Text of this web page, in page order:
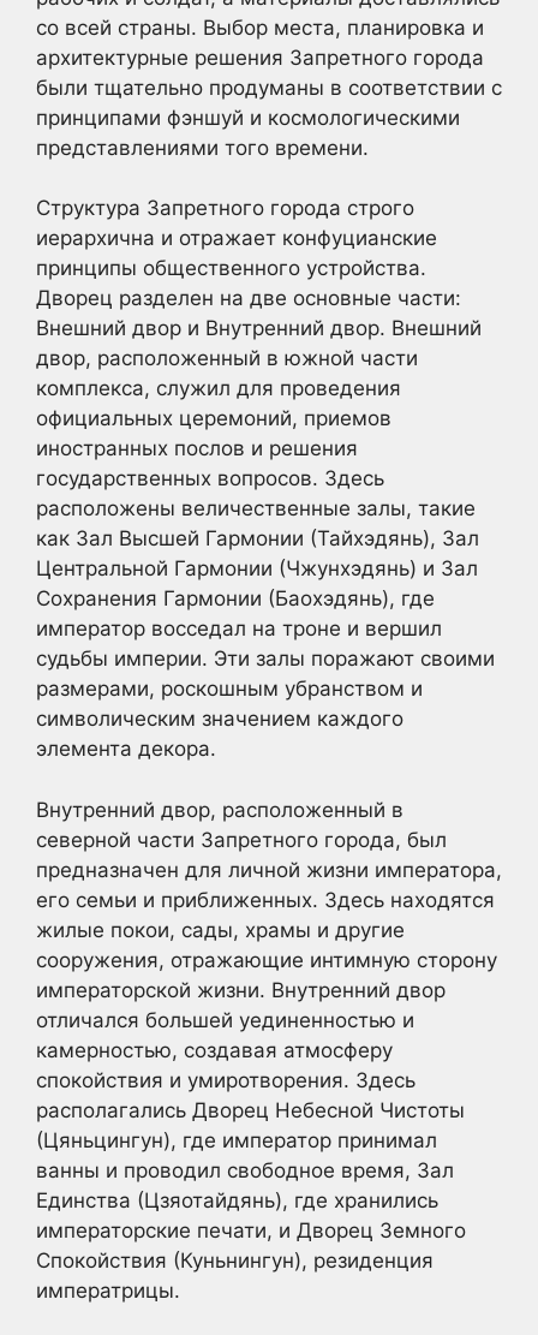
со всей страны. Выбор места, планировка и
архитектурные решения Запретного города
были тщательно продуманы в соответствии с
принципами фэншуй и космологическими
представлениями того времени.
Структура Запретного города строго
иерархична и отражает конфуцианские
принципы общественного устройства.
Дворец разделен на две основные части:
Внешний двор и Внутренний двор. Внешний
двор, расположенный в южной части
комплекса, служил для проведения
официальных церемоний, приемов
иностранных послов и решения
государственных вопросов. Здесь
расположены величественные залы, такие
как Зал Высшей Гармонии (Тайхэдянь), Зал
Центральной Гармонии (Чжунхэдянь) и Зал
Сохранения Гармонии (Баохэдянь), где
император восседал на троне и вершил
судьбы империи. Эти залы поражают своими
размерами, роскошным убранством и
символическим значением каждого
элемента декора.
Внутренний двор, расположенный в
северной части Запретного города, был
предназначен для личной жизни императора,
его семьи и приближенных. Здесь находятся
жилые покои, сады, храмы и другие
сооружения, отражающие интимную сторону
императорской жизни. Внутренний двор
отличался большей уединенностью и
камерностью, создавая атмосферу
спокойствия и умиротворения. Здесь
располагались Дворец Небесной Чистоты
(Цяньцингун), где император принимал
ванны и проводил свободное время, Зал
Единства (Цзяотайдянь), где хранились
императорские печати, и Дворец Земного
Спокойствия (Куньнингун), резиденция
императрицы.